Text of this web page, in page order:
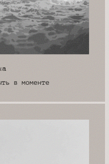
в моменте